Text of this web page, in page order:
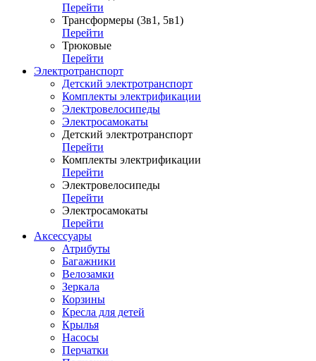
Перейти
Трансформеры (3в1, 5в1)
Перейти
Трюковые
Перейти
Электротранспорт
Детский электротранспорт
Комплекты электрификации
Электровелосипеды
Электросамокаты
Детский электротранспорт
Перейти
Комплекты электрификации
Перейти
Электровелосипеды
Перейти
Электросамокаты
Перейти
Аксессуары
Атрибуты
Багажники
Велозамки
Зеркала
Корзины
Кресла для детей
Крылья
Насосы
Перчатки